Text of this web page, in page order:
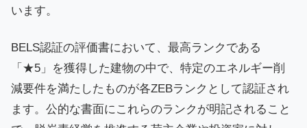
います。
BELS認証の評価書において、最高ランクである
「★5」を獲得した建物の中で、特定のエネルギー削
減要件を満たしたものが各ZEBランクとして認証され
ます。公的な書面にこれらのランクが明記されること